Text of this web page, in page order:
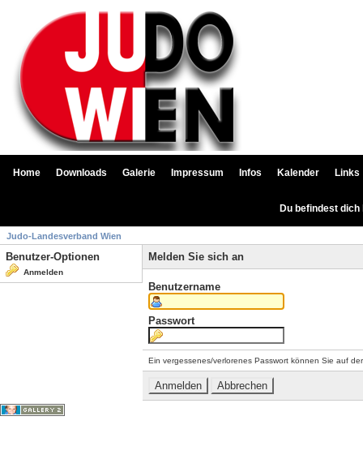
Home Downloads Galerie Impressum Infos Kalender Links
Du befindest
Judo-Landesverband Wien
Benutzer-Optionen
Anmelden
Melden Sie sich an
Benutzername
Passwort
Ein vergessenes/verlorenes Passwort können Sie auf